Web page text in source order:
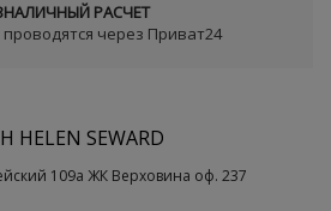
РАСЧЕТ
через Приват24
SEWARD
109а ЖК Верховина оф. 237